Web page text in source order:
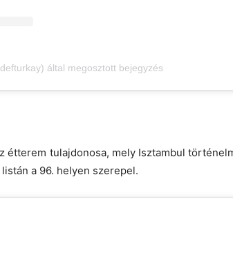
által megosztott bejegyzés
étterem tulajdonosa, mely Isztambul
a 96. helyen szerepel.